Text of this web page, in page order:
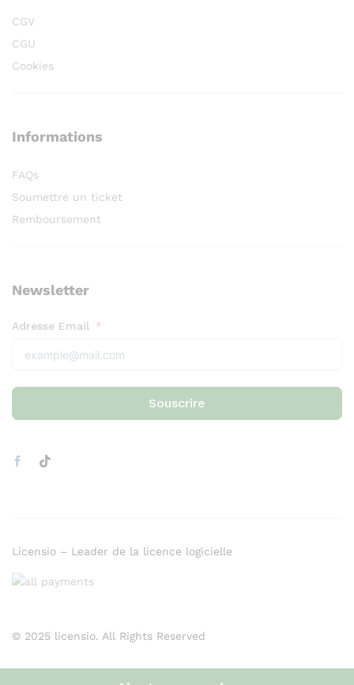
CGV
CGU
Cookies
Informations
FAQs
Soumettre un ticket
Remboursement
Newsletter
Adresse Email
Souscrire
© 2025 licensio. All Rights Reserved
Licensio – Leader de la licence logicielle